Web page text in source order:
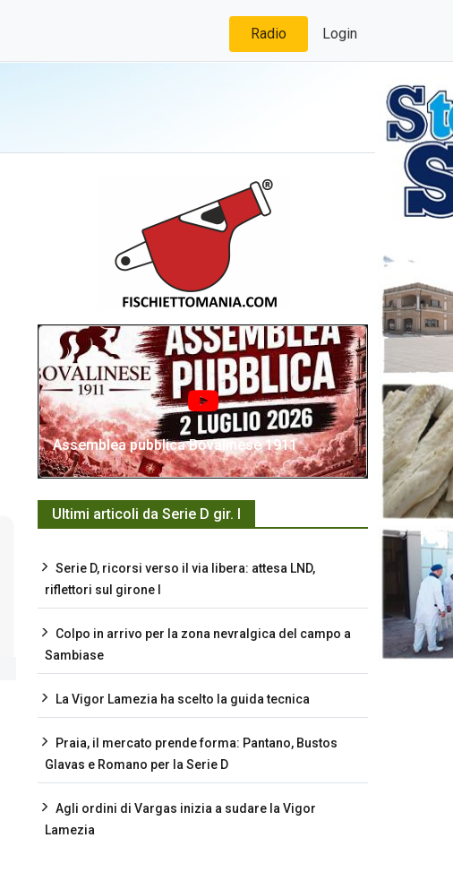
Radio Login
Assemblea pubblica Bovalinese 1911
Ultimi articoli da Serie D gir. I
Serie D, ricorsi verso il via libera: attesa LND,
riflettori sul girone I
Colpo in arrivo per la zona nevralgica del campo a
Sambiase
La Vigor Lamezia ha scelto la guida tecnica
Praia, il mercato prende forma: Pantano, Bustos
Glavas e Romano per la Serie D
Agli ordini di Vargas inizia a sudare la Vigor
Lamezia